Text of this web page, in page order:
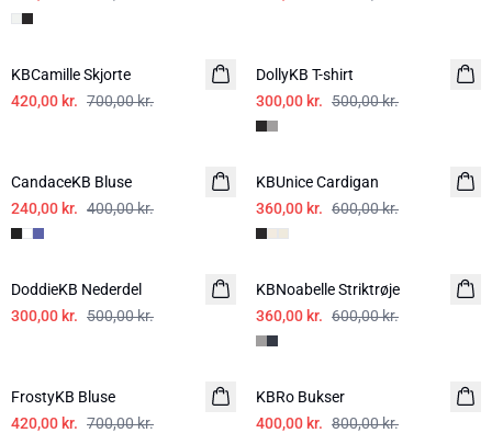
-40%
KBCamille Skjorte
420,00 kr. 700,00 kr.
DollyKB T-shirt
300,00 kr. 500,00 kr.
CandaceKB Bluse
240,00 kr. 400,00 kr.
-40%
KBUnice Cardigan
360,00 kr. 600,00 kr.
-40%
DoddieKB Nederdel
300,00 kr. 500,00 kr.
-40%
KBNoabelle Striktrøje
360,00 kr. 600,00 kr.
FrostyKB Bluse
420,00 kr. 700,00 kr.
-50%
KBRo Bukser
400,00 kr. 800,00 kr.